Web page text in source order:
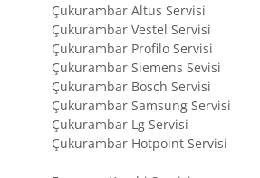
Çukurambar Altus Servisi
Çukurambar Vestel Servisi
Çukurambar Profilo Servisi
Çukurambar Siemens Sevisi
Çukurambar Bosch Servisi
Çukurambar Samsung Servisi
Çukurambar Lg Servisi
Çukurambar Hotpoint Servisi